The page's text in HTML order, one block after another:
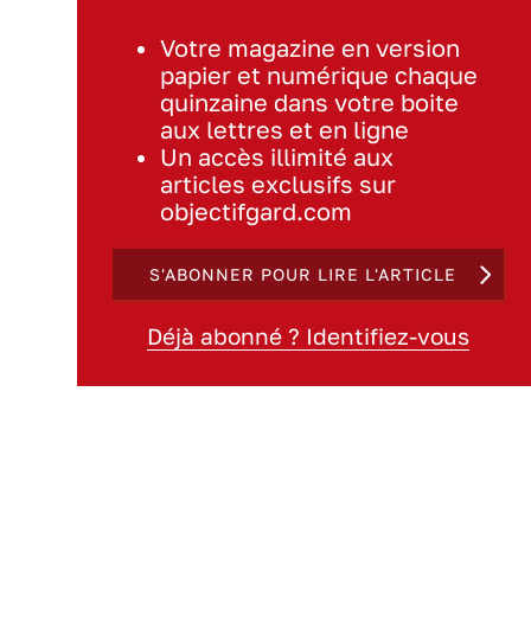
Votre magazine en version
papier et numérique chaque
quinzaine dans votre boite
aux lettres et en ligne
Un accès illimité aux
articles exclusifs sur
objectifgard.com
S'ABONNER POUR LIRE L'ARTICLE
Déjà abonné ? Identifiez-vous